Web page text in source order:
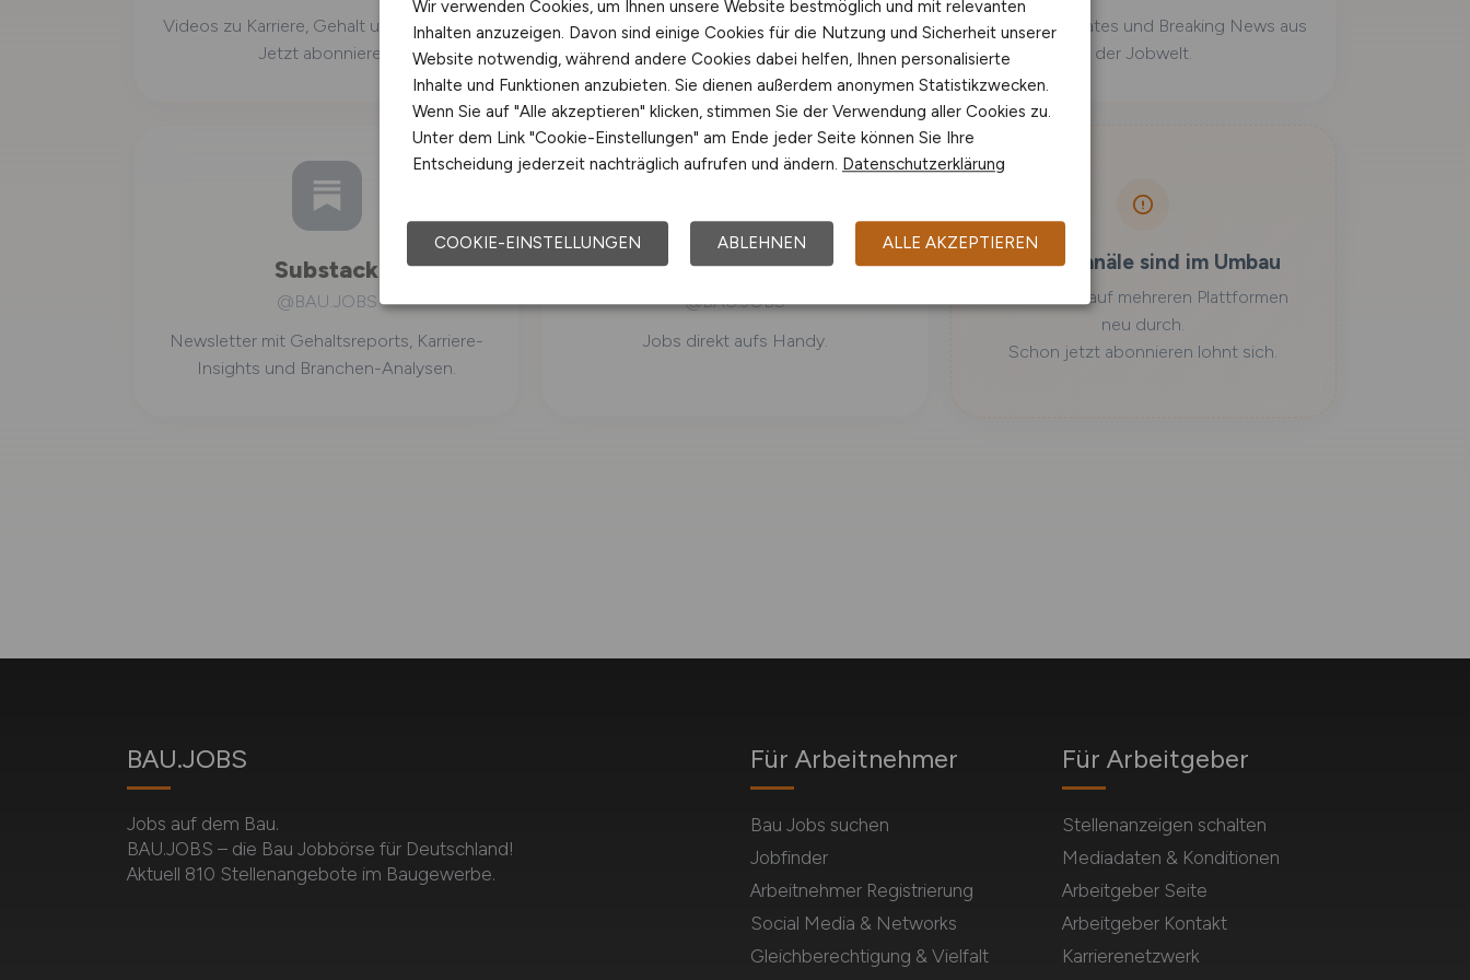
Videos zu Karriere, Gehalt und Job-Alltag.
Jetzt abonnieren.
Karriere-Tipps und Content für die nächste
Fachkräfte-Generation.
Schnelle Updates und Breaking News aus
der Jobwelt.
Substack
@BAU.JOBS
Newsletter mit Gehaltsreports, Karriere-
Insights und Branchen-Analysen.
WhatsApp
@BAU.JOBS
Jobs direkt aufs Handy.
Einige Kanäle sind im Umbau
Wir starten auf mehreren Plattformen
neu durch.
Schon jetzt abonnieren lohnt sich.
BAU.JOBS
Jobs auf dem Bau.
BAU.JOBS – die Bau Jobbörse für Deutschland!
Aktuell 810 Stellenangebote im Baugewerbe.
Für Arbeitnehmer
Bau Jobs suchen
Jobfinder
Arbeitnehmer Registrierung
Social Media & Networks
Gleichberechtigung & Vielfalt
Für Arbeitgeber
Stellenanzeigen schalten
Mediadaten & Konditionen
Arbeitgeber Seite
Arbeitgeber Kontakt
Karrierenetzwerk
Wir verwenden Cookies, um Ihnen unsere Website bestmöglich und mit relevanten
Inhalten anzuzeigen. Davon sind einige Cookies für die Nutzung und Sicherheit unserer
Website notwendig, während andere Cookies dabei helfen, Ihnen personalisierte
Inhalte und Funktionen anzubieten. Sie dienen außerdem anonymen Statistikzwecken.
Wenn Sie auf "Alle akzeptieren" klicken, stimmen Sie der Verwendung aller Cookies zu.
Unter dem Link "Cookie-Einstellungen" am Ende jeder Seite können Sie Ihre
Entscheidung jederzeit nachträglich aufrufen und ändern. Datenschutzerklärung
COOKIE-EINSTELLUNGEN ABLEHNEN ALLE AKZEPTIEREN